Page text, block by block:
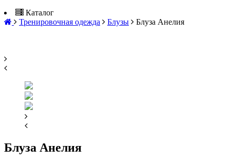
Каталог
Тренировочная одежда
Блузы Блуза Анелия
Блуза Анелия